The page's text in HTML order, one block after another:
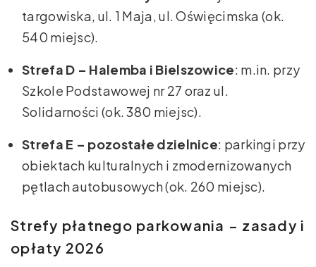
targowiska, ul. 1 Maja, ul. Oświęcimska (ok.
540 miejsc).
Strefa D – Halemba i Bielszowice: m.in. przy
Szkole Podstawowej nr 27 oraz ul.
Solidarności (ok. 380 miejsc).
Strefa E – pozostałe dzielnice: parkingi przy
obiektach kulturalnych i zmodernizowanych
pętlach autobusowych (ok. 260 miejsc).
Strefy płatnego parkowania – zasady i
opłaty 2026